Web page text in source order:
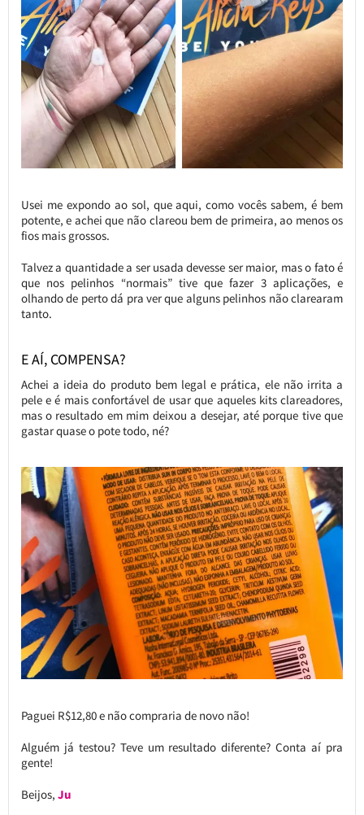
Usei me expondo ao sol, que aqui, como vocês sabem, é bem
potente, e achei que não clareou bem de primeira, ao menos os
fios mais grossos.
Talvez a quantidade a ser usada devesse ser maior, mas o fato é
que nos pelinhos “normais” tive que fazer 3 aplicações, e
olhando de perto dá pra ver que alguns pelinhos não clarearam
tanto.
E AÍ, COMPENSA?
Achei a ideia do produto bem legal e prática, ele não irrita a
pele e é mais confortável de usar que aqueles kits clareadores,
mas o resultado em mim deixou a desejar, até porque tive que
gastar quase o pote todo, né?
Paguei R$12,80 e não compraria de novo não!
Alguém já testou? Teve um resultado diferente? Conta aí pra
gente!
Beijos, Ju